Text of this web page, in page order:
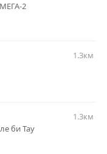
2
1.3км
1.3км
би Тау